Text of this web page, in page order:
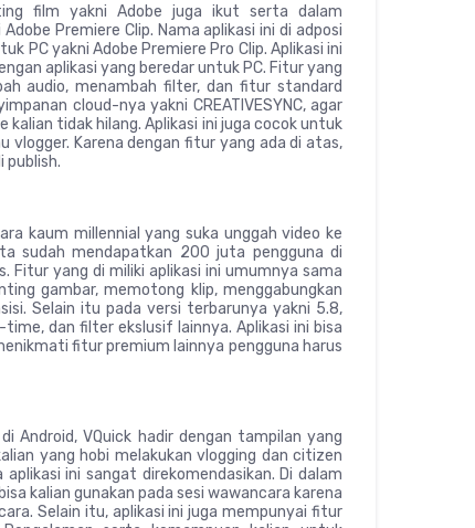
film yakni Adobe juga ikut serta dalam
Premiere Clip. Nama aplikasi ini di adposi
PC yakni Adobe Premiere Pro Clip. Aplikasi ini
aplikasi yang beredar untuk PC. Fitur yang
audio, menambah filter, dan fitur standard
cloud-nya yakni CREATIVESYNC, agar
tidak hilang. Aplikasi ini juga cocok untuk
vlogger. Karena dengan fitur yang ada di atas,
publish.
kaum millennial yang suka unggah video ke
sudah mendapatkan 200 juta pengguna di
Fitur yang di miliki aplikasi ini umumnya sama
gambar, memotong klip, menggabungkan
Selain itu pada versi terbarunya yakni 5.8,
dan filter ekslusif lainnya. Aplikasi ini bisa
fitur premium lainnya pengguna harus
Android, VQuick hadir dengan tampilan yang
yang hobi melakukan vlogging dan citizen
ini sangat direkomendasikan. Di dalam
kalian gunakan pada sesi wawancara karena
Selain itu, aplikasi ini juga mempunyai fitur